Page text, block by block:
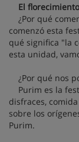
El
¿Por qué
comenzó esta
qué significa "la
esta unidad,
¿Por qué nos
Purim es la
disfraces,
sobre los
Purim.